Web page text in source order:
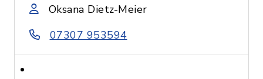
Oksana Dietz-Meier
07307 953594